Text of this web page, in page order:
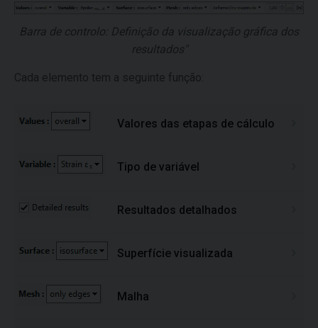
Barra de controlo: Definição da visualização gráfica dos
resultados"
Cada elemento tem a seguinte função:
Valores das etapas de cálculo
Tipo de variável
Resultados detalhados
Superfície visualizada
Malha